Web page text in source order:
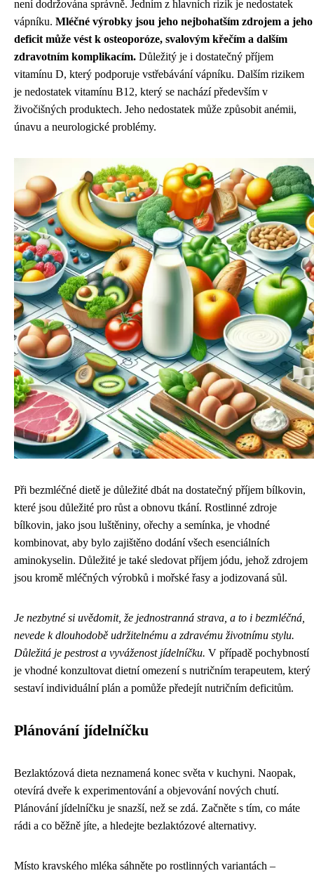
není dodržována správně. Jedním z hlavních rizik je nedostatek
vápníku. Mléčné výrobky jsou jeho nejbohatším zdrojem a jeho
deficit může vést k osteoporóze, svalovým křečím a dalším
zdravotním komplikacím. Důležitý je i dostatečný příjem
vitamínu D, který podporuje vstřebávání vápníku. Dalším rizikem
je nedostatek vitamínu B12, který se nachází především v
živočišných produktech. Jeho nedostatek může způsobit anémii,
únavu a neurologické problémy.
Při bezmléčné dietě je důležité dbát na dostatečný příjem bílkovin,
které jsou důležité pro růst a obnovu tkání. Rostlinné zdroje
bílkovin, jako jsou luštěniny, ořechy a semínka, je vhodné
kombinovat, aby bylo zajištěno dodání všech esenciálních
aminokyselin. Důležité je také sledovat příjem jódu, jehož zdrojem
jsou kromě mléčných výrobků i mořské řasy a jodizovaná sůl.
Je nezbytné si uvědomit, že jednostranná strava, a to i bezmléčná,
nevede k dlouhodobě udržitelnému a zdravému životnímu stylu.
Důležitá je pestrost a vyváženost jídelníčku. V případě pochybností
je vhodné konzultovat dietní omezení s nutričním terapeutem, který
sestaví individuální plán a pomůže předejít nutričním deficitům.
Plánování jídelníčku
Bezlaktózová dieta neznamená konec světa v kuchyni. Naopak,
otevírá dveře k experimentování a objevování nových chutí.
Plánování jídelníčku je snazší, než se zdá. Začněte s tím, co máte
rádi a co běžně jíte, a hledejte bezlaktózové alternativy.
Místo kravského mléka sáhněte po rostlinných variantách –